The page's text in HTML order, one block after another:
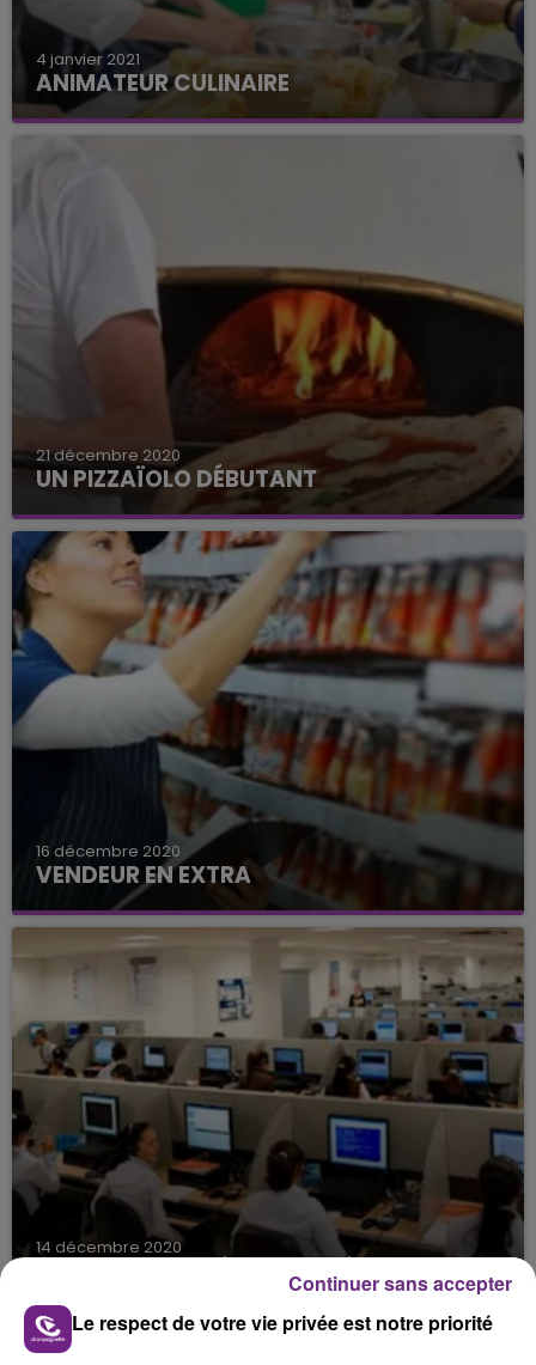
4 janvier 2021
ANIMATEUR CULINAIRE
Un poste d'animateur culinaire dans l'Aube.
21 décembre 2020
UN PIZZAÏOLO DÉBUTANT
Un poste de pizzaïolo qui convient à un débutant.
16 décembre 2020
VENDEUR EN EXTRA
Vendeur en renfort pour les fêtes de fin d'année,
poste à Romilly sur Seine;
14 décembre 2020
DEVENIR CHARGÉ DE CLIENTÈLE
Etre au service des clients avec le sourire.
Le respect de votre vie privée est notre priorité
Continuer sans accepter